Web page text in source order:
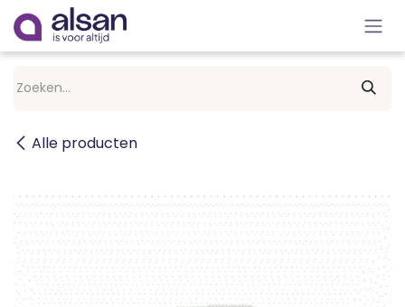
Overslaan naar inhoud
Alle producten